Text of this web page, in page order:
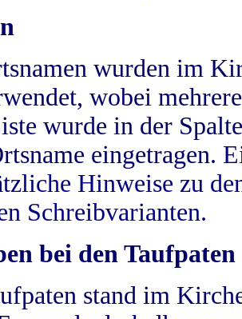
wurden im
wobei
wurde in der
eingetragen.
Hinweise zu
Schreibvarianten.
bei den Taufpaten
stand im